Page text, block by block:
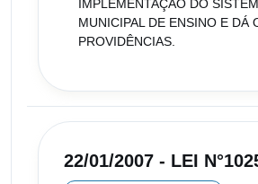
IMPLEMENTAÇÃO DO
MUNICIPAL DE ENSINO E DÁ
PROVIDÊNCIAS.
22/01/2007 - LEI